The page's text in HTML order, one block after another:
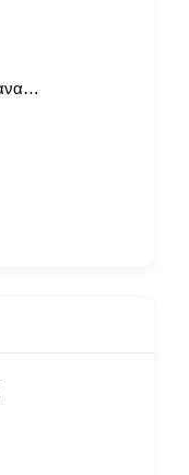
Μίνι Μάρκετ Λανάρη Παναγιώτα